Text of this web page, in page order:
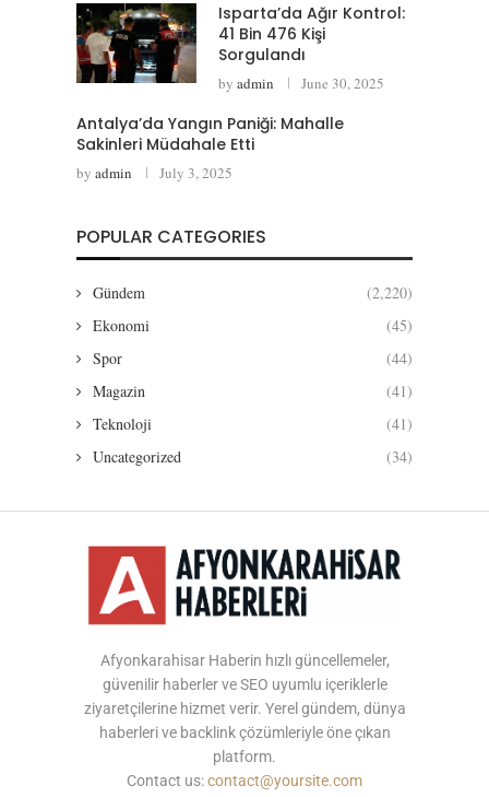
Isparta’da Ağır Kontrol:
41 Bin 476 Kişi
Sorgulandı
by admin June 30, 2025
Antalya’da Yangın Paniği: Mahalle
Sakinleri Müdahale Etti
by admin July 3, 2025
POPULAR CATEGORIES
Gündem
(2,220)
Ekonomi
(45)
Spor
(44)
Magazin
(41)
Teknoloji
(41)
Uncategorized
(34)
Afyonkarahisar Haberin hızlı güncellemeler,
güvenilir haberler ve SEO uyumlu içeriklerle
ziyaretçilerine hizmet verir. Yerel gündem, dünya
haberleri ve backlink çözümleriyle öne çıkan
platform.
Contact us:contact@yoursite.com